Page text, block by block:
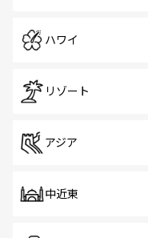
ハワイ
リゾート
アジア
中近東